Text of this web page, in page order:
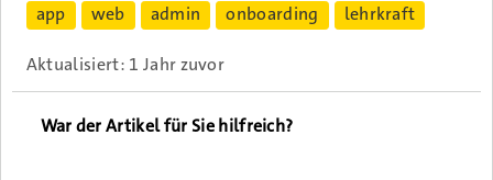
app
web admin onboarding lehrkraft
Aktualisiert: 1 Jahr zuvor